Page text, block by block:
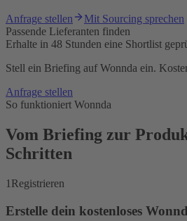
Anfrage stellen
Mit Sourcing sprechen
Passende Lieferanten finden
Erhalte in 48 Stunden eine Shortlist
Stell ein Briefing auf Wonnda ein.
Anfrage stellen
So funktioniert Wonnda
Vom Briefing zur
Schritten
1 Registrieren
Erstelle dein kostenloses